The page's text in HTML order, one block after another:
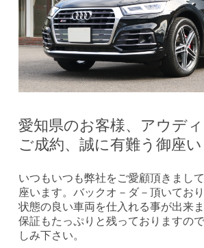
愛知県のお客様、アウデ
ご成約、誠に有難う御座い
いつもいつも弊社をご愛顧頂きまし
座います。バックオ－ダ－頂いており
状態の良い車両を仕入れる事が出来
保証もたっぷりと残っておりますの
しみ下さい。